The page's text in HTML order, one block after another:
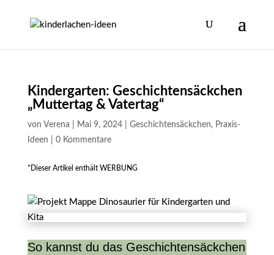
Kindergarten: Geschichtensäckchen
„Muttertag & Vatertag“
von Verena Mai 9, 2024| Geschichtensäckchen, Praxis-
Ideen
0 Kommentare
*Dieser Artikel enthält WERBUNG
So kannst du das Geschichtensäckchen